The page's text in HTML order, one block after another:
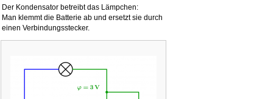
Der Kondensator betreibt das Lämpchen:
Man klemmt die Batterie ab und ersetzt sie durch
einen Verbindungsstecker.